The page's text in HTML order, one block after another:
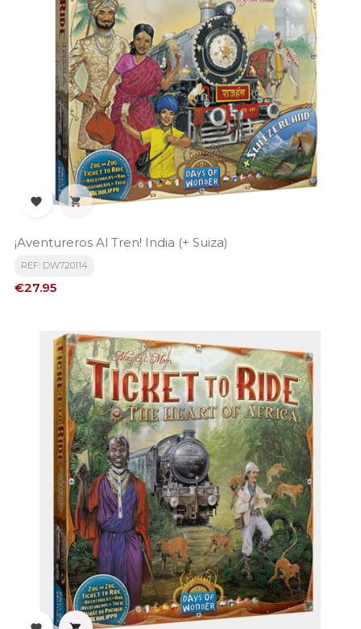
 
¡Aventureros Al Tren! India (+ Suiza)
REF: DW720114
Price
€27.95